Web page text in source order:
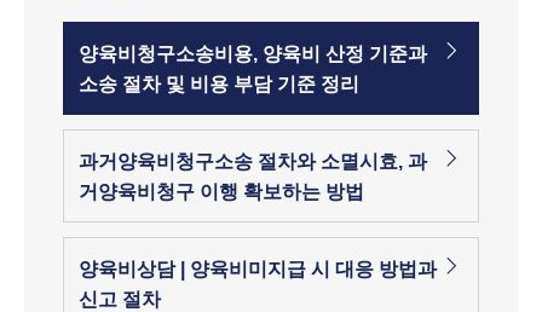
양육비청구소송비용, 양육비 산정 기준과
소송 절차 및 비용 부담 기준 정리
과거양육비청구소송 절차와 소멸시효, 과
거양육비청구 이행 확보하는 방법
양육비상담 | 양육비미지급 시 대응 방법과
신고 절차